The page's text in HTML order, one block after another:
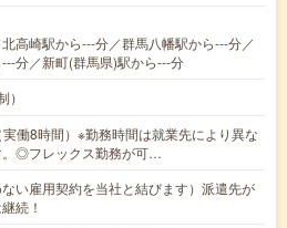
高崎駅から---分／群馬八幡駅から---分／
分／新町(群馬県)駅から---分
）
働8時間）※勤務時間は就業先により異な
。◎フレックス勤務が可…
い雇用契約を当社と結びます）派遣先が
続！